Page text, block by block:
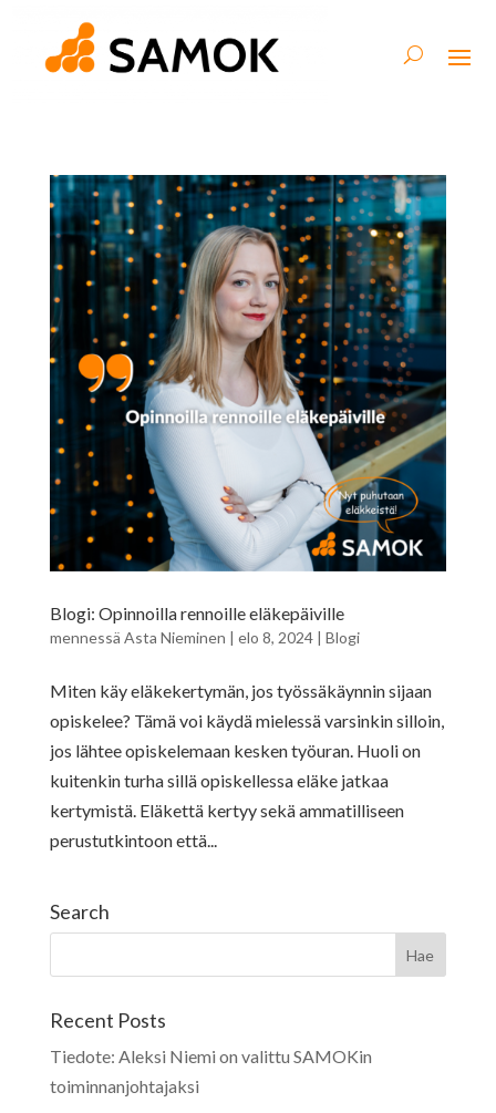
Blogi: Opinnoilla rennoille eläkepäiville
mennessä Asta Nieminen | elo 8, 2024| Blogi
Miten käy eläkekertymän, jos työssäkäynnin sijaan
opiskelee? Tämä voi käydä mielessä varsinkin silloin,
jos lähtee opiskelemaan kesken työuran. Huoli on
kuitenkin turha sillä opiskellessa eläke jatkaa
kertymistä. Eläkettä kertyy sekä ammatilliseen
perustutkintoon että...
Search
Recent Posts
Tiedote: Aleksi Niemi on valittu SAMOKin
toiminnanjohtajaksi